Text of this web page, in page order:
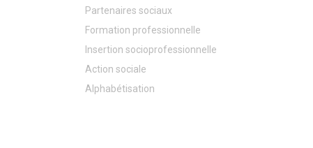
Partenaires sociaux
Formation professionnelle
Insertion socioprofessionnelle
Action sociale
Alphabétisation